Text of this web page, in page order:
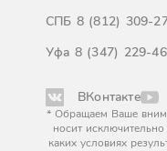
СПБ 8 (812) 309-
Уфа 8 (347) 229-
ВКонтакте
* Обращаем Ваше
носит
каких условиях